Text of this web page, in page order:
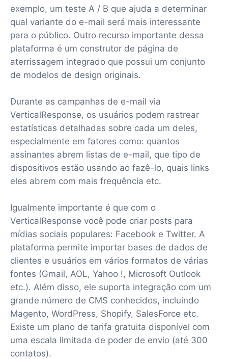
exemplo, um teste A / B que ajuda a determinar
qual variante do e-mail será mais interessante
para o público. Outro recurso importante dessa
plataforma é um construtor de página de
aterrissagem integrado que possui um conjunto
de modelos de design originais.
Durante as campanhas de e-mail via
VerticalResponse, os usuários podem rastrear
estatísticas detalhadas sobre cada um deles,
especialmente em fatores como: quantos
assinantes abrem listas de e-mail, que tipo de
dispositivos estão usando ao fazê-lo, quais links
eles abrem com mais frequência etc.
Igualmente importante é que com o
VerticalResponse você pode criar posts para
mídias sociais populares: Facebook e Twitter. A
plataforma permite importar bases de dados de
clientes e usuários em vários formatos de várias
fontes (Gmail, AOL, Yahoo !, Microsoft Outlook
etc.). Além disso, ele suporta integração com um
grande número de CMS conhecidos, incluindo
Magento, WordPress, Shopify, SalesForce etc.
Existe um plano de tarifa gratuita disponível com
uma escala limitada de poder de envio (até 300
contatos).